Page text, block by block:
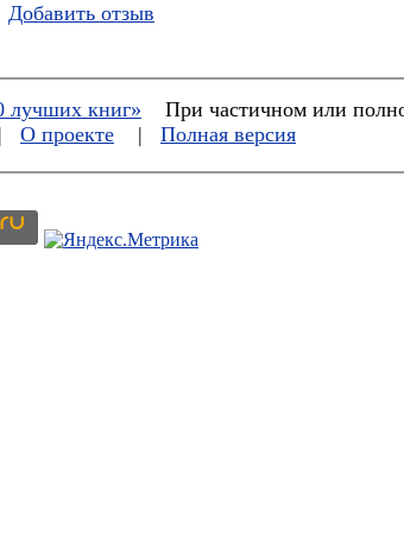
Добавить отзыв
лучших книг» При частичном или
О проекте | Полная версия